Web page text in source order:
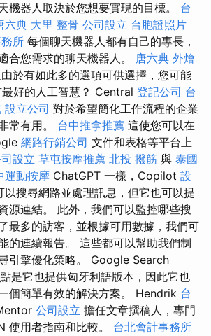
機器人取決於您想要實現的目標。 台
六典 大里 整骨 公司設立 台胞證照片
所 每個聊天機器人都有自己的專長，
合您需求的聊天機器人。 唐六典 外燴
於有如此多的選項可供選擇，您可能
好的人工智慧？ Central 登記公司 台
設立公司 對於希望簡化工作流程的企業
常有用。 台中推拿推薦 這使您可以在
網路行銷公司 文件和表格等平台上
設立 草屯按摩推薦 北投 撥筋 與 泰國
運動按摩 ChatGPT 一樣，Copilot 設
以搜尋網路並處理訊息，但它也可以提
源連結。 此外，我們可以監控哪些搜
最多的訪客，並根據可用數據，我們可
的連續報告。 這些都可以幫助我們制
引擎優化策略。 Google Search
是它也提供匈牙利語版本，因此它也
個簡單有效的解決方案。 Hendrik 台
公司設立 擔任文章撰稿人，專門
使用者指南和比較。 台北會計事務所